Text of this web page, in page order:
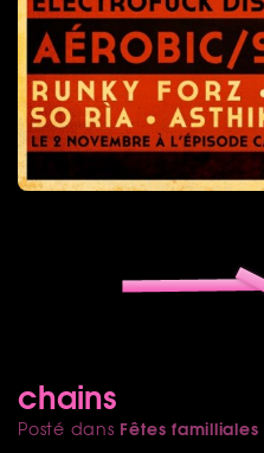
chains
Posté dans Fêtes familliales